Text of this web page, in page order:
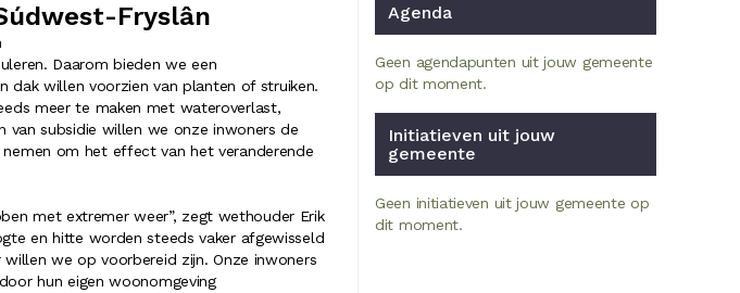
Fryslân
Daarom bieden we een
dak willen voorzien van planten of struiken.
meer te maken met wateroverlast,
van subsidie willen we onze inwoners de
om het effect van het veranderende
met extremer weer”, zegt wethouder Erik
en hitte worden steeds vaker afgewisseld
we op voorbereid zijn. Onze inwoners
hun eigen woonomgeving
Agenda
Geen agendapunten uit jouw gemeente
op dit moment.
Initiatieven uit jouw
gemeente
Geen initiatieven uit jouw gemeente op
dit moment.